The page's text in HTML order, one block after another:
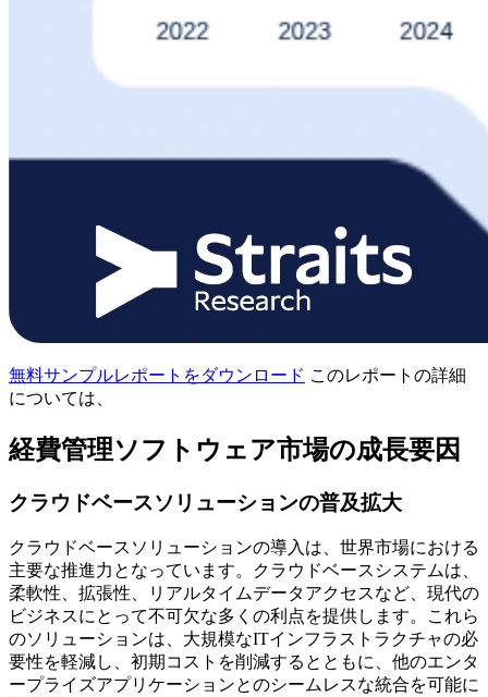
無料サンプルレポートをダウンロード このレポートの詳細
については、
経費管理ソフトウェア市場の成長要因
クラウドベースソリューションの普及拡大
クラウドベースソリューションの導入は、世界市場における
主要な推進力となっています。クラウドベースシステムは、
柔軟性、拡張性、リアルタイムデータアクセスなど、現代の
ビジネスにとって不可欠な多くの利点を提供します。これら
のソリューションは、大規模なITインフラストラクチャの必
要性を軽減し、初期コストを削減するとともに、他のエンタ
ープライズアプリケーションとのシームレスな統合を可能に